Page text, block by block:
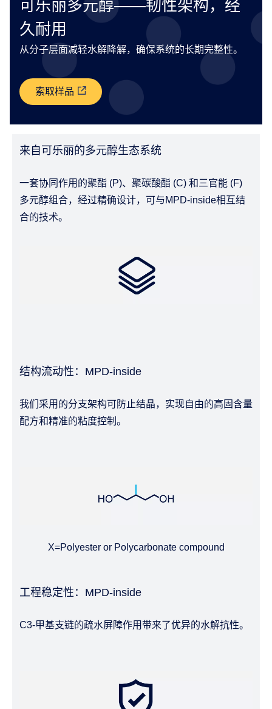
可乐丽多元醇——韧性架构，经
久耐用
从分子层面减轻水解降解，确保系统的长期完整性。
索取样品
来自可乐丽的多元醇生态系统
一套协同作用的聚酯 (P)、聚碳酸酯 (C) 和三官能 (F)
多元醇组合，经过精确设计，可与MPD-inside相互结
合的技术。
结构流动性：MPD-inside
我们采用的分支架构可防止结晶，实现自由的高固含量
配方和精准的粘度控制。
X=Polyester or Polycarbonate compound
工程稳定性：MPD-inside
C3-甲基支链的疏水屏障作用带来了优异的水解抗性。